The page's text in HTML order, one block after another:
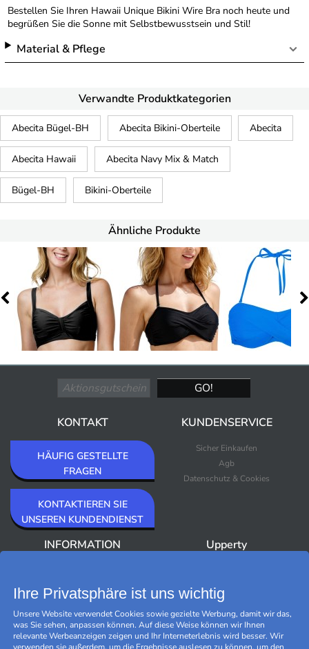
Bestellen Sie Ihren Hawaii Unique Bikini Wire Bra noch heute und
begrüßen Sie die Sonne mit Selbstbewusstsein und Stil!
Material & Pflege
Verwandte Produktkategorien
Abecita Bügel-BH Abecita Bikini-Oberteile Abecita
Abecita Hawaii Abecita Navy Mix & Match
Bügel-BH Bikini-Oberteile
Ähnliche Produkte
KONTAKT
HÄUFIG GESTELLTE
FRAGEN
KONTAKTIEREN SIE
UNSEREN KUNDENDIENST
KUNDENSERVICE
Sicher Einkaufen
Agb
Datenschutz & Cookies
INFORMATION
Newsletter
Upperty
Bestseller
Outlet
Marken
Black Friday
Cookies verwalten
Ihre Privatsphäre ist uns wichtig
Unsere Website verwendet Cookies sowie gezielte Werbung, damit wir das,
was Sie sehen, anpassen können. Auf diese Weise können wir Ihnen
relevante Werbeanzeigen zeigen und Ihr Interneterlebnis wird besser. Wir